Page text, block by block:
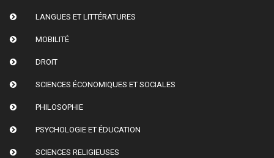
LANGUES ET LITTÉRATURES
MOBILITÉ
DROIT
SCIENCES ÉCONOMIQUES ET SOCIALES
PHILOSOPHIE
PSYCHOLOGIE ET ÉDUCATION
SCIENCES RELIGIEUSES